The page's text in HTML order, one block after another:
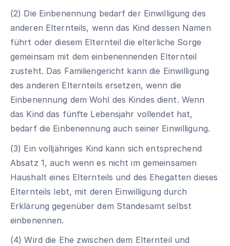
(2) Die Einbenennung bedarf der Einwilligung des
anderen Elternteils, wenn das Kind dessen Namen
führt oder diesem Elternteil die elterliche Sorge
gemeinsam mit dem einbenennenden Elternteil
zusteht. Das Familiengericht kann die Einwilligung
des anderen Elternteils ersetzen, wenn die
Einbenennung dem Wohl des Kindes dient. Wenn
das Kind das fünfte Lebensjahr vollendet hat,
bedarf die Einbenennung auch seiner Einwilligung.
(3) Ein volljähriges Kind kann sich entsprechend
Absatz 1, auch wenn es nicht im gemeinsamen
Haushalt eines Elternteils und des Ehegatten dieses
Elternteils lebt, mit deren Einwilligung durch
Erklärung gegenüber dem Standesamt selbst
einbenennen.
(4) Wird die Ehe zwischen dem Elternteil und